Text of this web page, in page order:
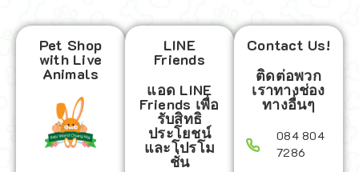
Pet Shop
with Live
Animals
LINE
Friends
แอด LINE
Friends เพื่อ
รับสิทธิ
ประโยชน์
และโปรโม
ชั่น
Contact Us!
ติดต่อพวก
เราทางช่อง
ทางอื่นๆ
084 804
7286